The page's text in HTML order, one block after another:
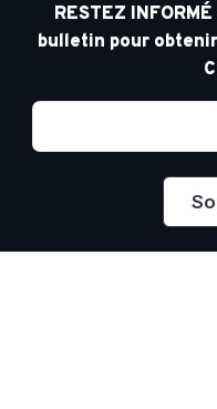
RESTEZ
bulletin pour